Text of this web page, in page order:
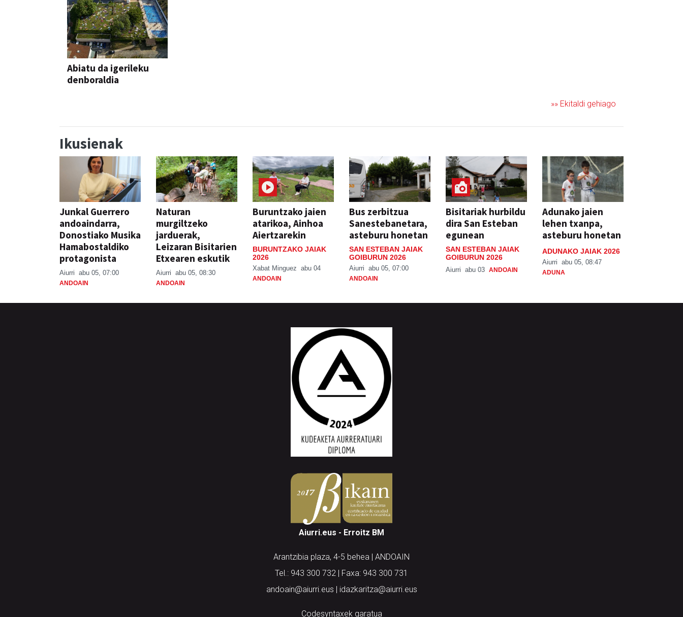
Abiatu da igerileku
denboraldia
»» Ekitaldi gehiago
Ikusienak
Junkal Guerrero
andoaindarra,
Donostiako Musika
Hamabostaldiko
protagonista
Aiurri abu 05, 07:00
ANDOAIN
Naturan
murgiltzeko
jarduerak,
Leizaran Bisitarien
Etxearen eskutik
Aiurri abu 05, 08:30
ANDOAIN
Buruntzako jaien
atarikoa, Ainhoa
Aiertzarekin
BURUNTZAKO JAIAK
2026
Xabat Minguez abu 04
ANDOAIN
Bus zerbitzua
Sanestebanetara,
asteburu honetan
SAN ESTEBAN JAIAK
GOIBURUN 2026
Aiurri abu 05, 07:00
ANDOAIN
Bisitariak hurbildu
dira San Esteban
egunean
SAN ESTEBAN JAIAK
GOIBURUN 2026
Aiurri abu 03 ANDOAIN
Adunako jaien
lehen txanpa,
asteburu honetan
ADUNAKO JAIAK 2026
Aiurri abu 05, 08:47
ADUNA
Aiurri.eus - Erroitz BM
Arantzibia plaza, 4-5 behea | ANDOAIN
Tel.: 943 300 732 | Faxa: 943 300 731
andoain@aiurri.eus | idazkaritza@aiurri.eus
Codesyntaxek garatua